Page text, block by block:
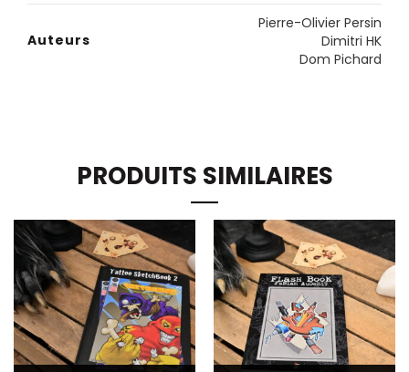
Auteurs
Pierre-Olivier Persin
Dimitri HK
Dom Pichard
PRODUITS SIMILAIRES